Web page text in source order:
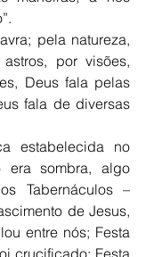
pela natureza,
por visões,
Deus fala pelas
fala de diversas
estabelecida no
era sombra, algo
Tabernáculos –
de Jesus,
entre nós; Festa